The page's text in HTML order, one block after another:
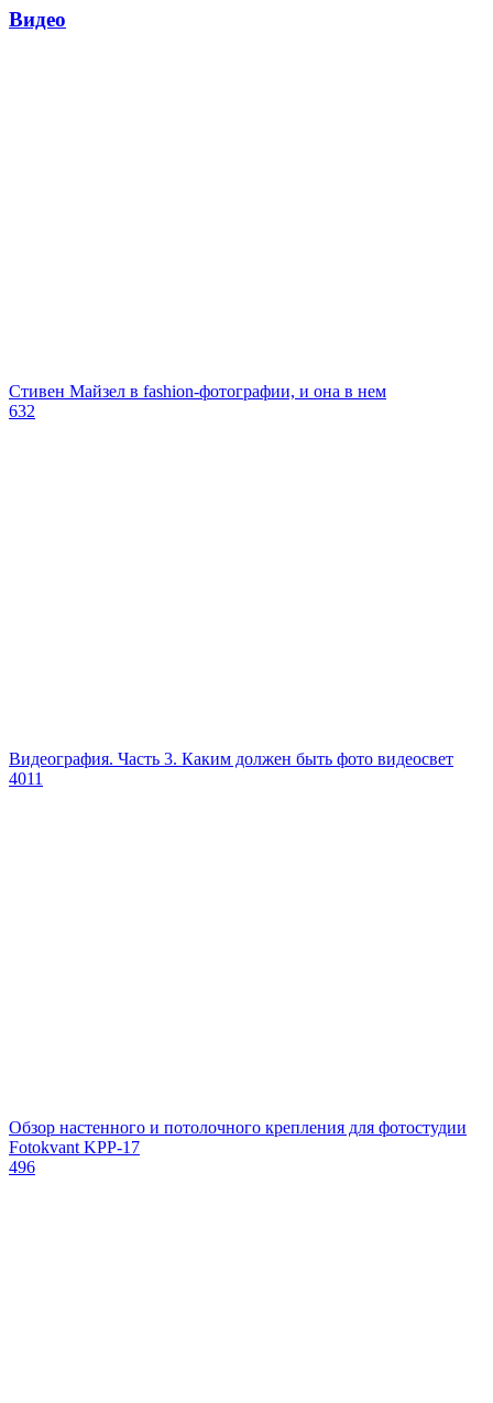
Видео
Стивен Майзел в fashion-фотографии, и она в нем
632
Видеография. Часть 3. Каким должен быть фото видеосвет
4011
Обзор настенного и потолочного крепления для фотостудии
Fotokvant KPP-17
496